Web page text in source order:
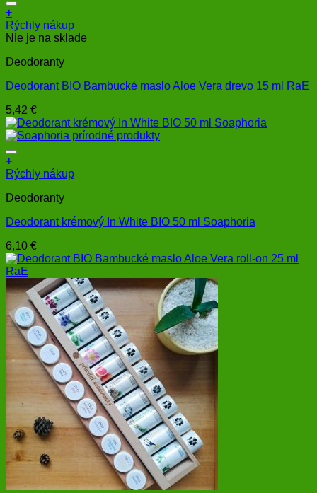
+
Rýchly nákup
Nie je na sklade
Deodoranty
Deodorant BIO Bambucké maslo Aloe Vera drevo 15 ml RaE
5,42 €
+
Rýchly nákup
Deodoranty
Deodorant krémový In White BIO 50 ml Soaphoria
6,10 €